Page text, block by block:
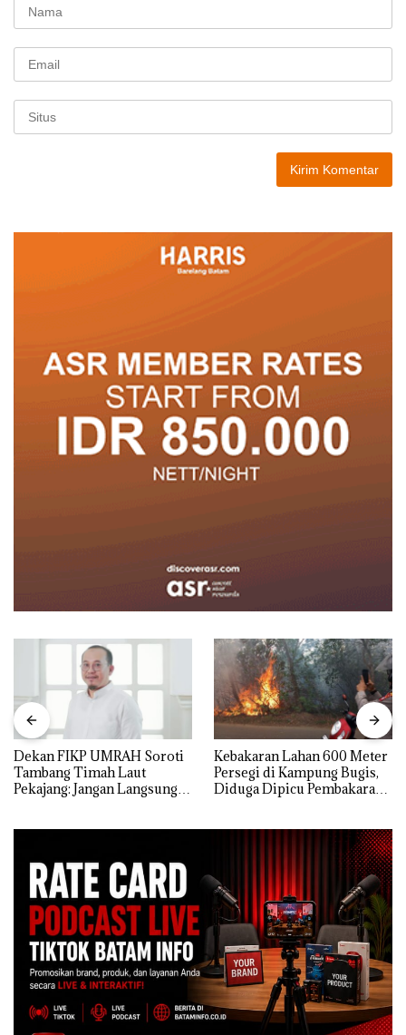
Dekan FIKP UMRAH Soroti
Tambang Timah Laut
Pekajang: Jangan Langsung
Kebakaran Lahan 600 Meter
Persegi di Kampung Bugis,
Diduga Dipicu Pembakaran